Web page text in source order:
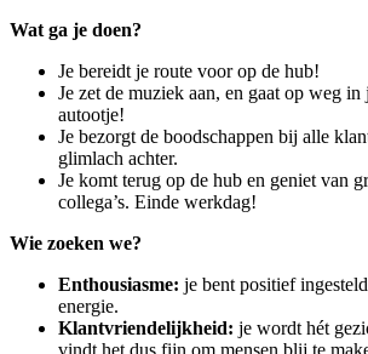
Wat ga je doen?
Je bereidt je route voor op de hub!
Je zet de muziek aan, en gaat op weg in
autootje!
Je bezorgt de boodschappen bij alle
glimlach achter.
Je komt terug op de hub en geniet van
collega’s. Einde werkdag!
Wie zoeken we?
Enthousiasme: je bent positief
energie.
Klantvriendelijkheid: je wordt hét
vindt het dus fijn om mensen blij te